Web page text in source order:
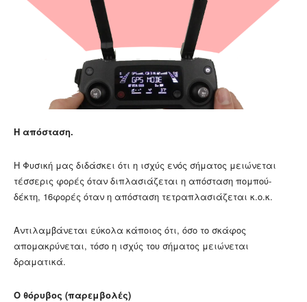
Η απόσταση.
Η Φυσική μας διδάσκει ότι η ισχύς ενός σήματος μειώνεται
τέσσερις φορές όταν διπλασιάζεται η απόσταση πομπού-
δέκτη, 16φορές όταν η απόσταση τετραπλασιάζεται κ.ο.κ.
Αντιλαμβάνεται εύκολα κάποιος ότι, όσο το σκάφος
απομακρύνεται, τόσο η ισχύς του σήματος μειώνεται
δραματικά.
Ο θόρυβος (παρεμβολές)